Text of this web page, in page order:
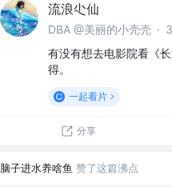
流浪尐仙
DBA @美丽的小壳壳 ·
有没有想去电影院看《
得。
一起看片
分享
脑子进水养啥鱼 赞了这篇沸点